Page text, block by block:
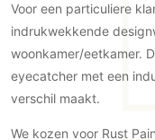
Glas
Trappen
Zonwering
Buitenshutters
Overig
Autolift
3D visualisaties
Tuin wellness
Vloer
Buitenvloeren
Houten buitenvloeren
Natuursteen en
Woonkamer
Bijgebouw / Poolhouse
Voor een particuliere
indrukwekkende
woonkamer/eetkamer.
eyecatcher met een
verschil maakt.
We kozen voor Rust